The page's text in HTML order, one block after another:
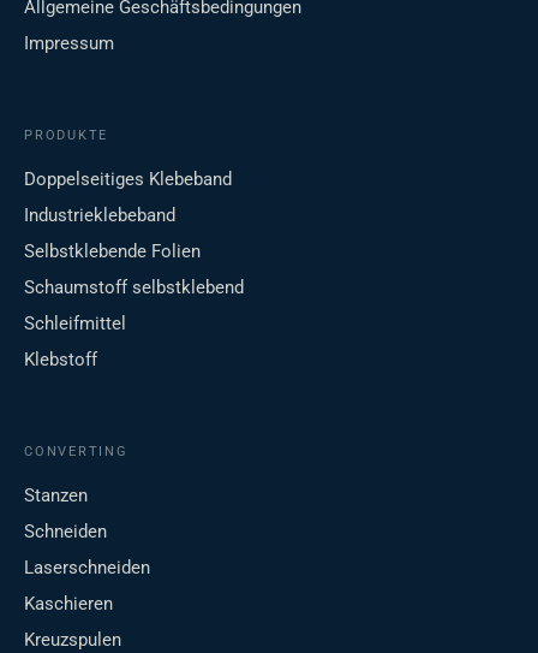
Allgemeine Geschäftsbedingungen
Impressum
PRODUKTE
Doppelseitiges Klebeband
Industrieklebeband
Selbstklebende Folien
Schaumstoff selbstklebend
Schleifmittel
Klebstoff
CONVERTING
Stanzen
Schneiden
Laserschneiden
Kaschieren
Kreuzspulen